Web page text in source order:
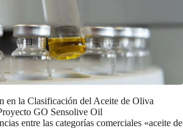
en la Clasificación del Aceite de Oliva
GO Sensolive Oil
entre las categorías comerciales «aceite de